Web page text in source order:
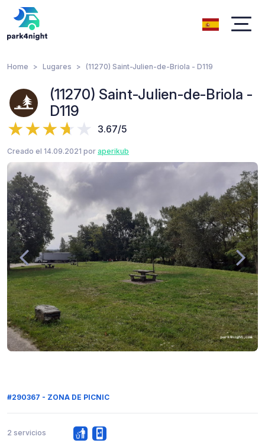
Home Lugares (11270) Saint-Julien-de-Briola - D119
(11270) Saint-Julien-de-Briola -
D119
3.67/5
Creado el 14.09.2021 por aperikub
#290367 - ZONA DE PICNIC
2 servicios